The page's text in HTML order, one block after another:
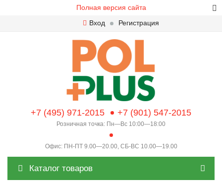
Полная версия сайта
Вход
Регистрация
+7 (495) 971-2015 +7 (901) 547-2015
Розничная точка: Пн—Вс 10:00—18:00
Офис: ПН-ПТ 9.00—20.00, СБ-ВС 10.00—19.00
Каталог товаров